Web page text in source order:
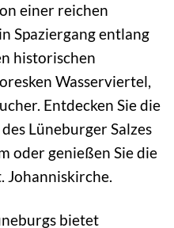
einer reichen
Spaziergang entlang
historischen
Wasserviertel,
Entdecken Sie die
Lüneburger Salzes
oder genießen Sie die
Johanniskirche.
bietet